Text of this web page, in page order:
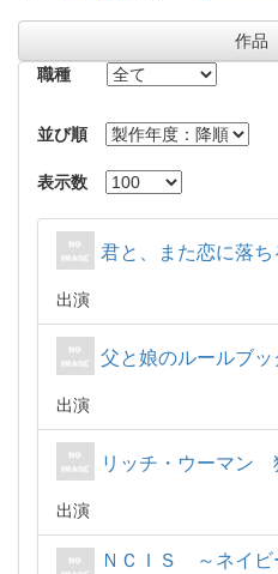
作品
職種
並び順
表示数
君と、また恋に落ち
出演
父と娘のルールブッ
出演
リッチ・ウーマン
出演
ＮＣＩＳ ～ネイ